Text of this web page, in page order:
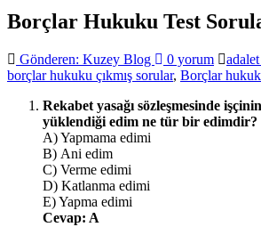
Borçlar Hukuku Test
Gönderen: Kuzey Blog 0 yorum
borçlar hukuku çıkmış sorular, Borçlar
Rekabet yasağı sözleşmesinde
yüklendiği edim ne tür bir edimdir?
A) Yapmama edimi
B) Ani edim
C) Verme edimi
D) Katlanma edimi
E) Yapma edimi
Cevap: A